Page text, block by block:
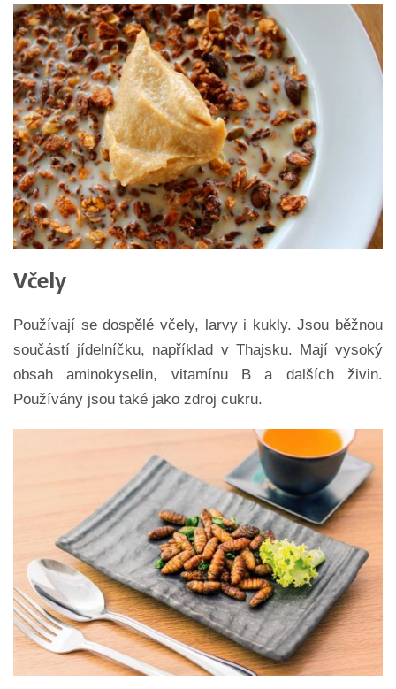
Včely
Používají se dospělé včely, larvy i kukly. Jsou běžnou
součástí jídelníčku, například v Thajsku. Mají vysoký
obsah aminokyselin, vitamínu B a dalších živin.
Používány jsou také jako zdroj cukru.